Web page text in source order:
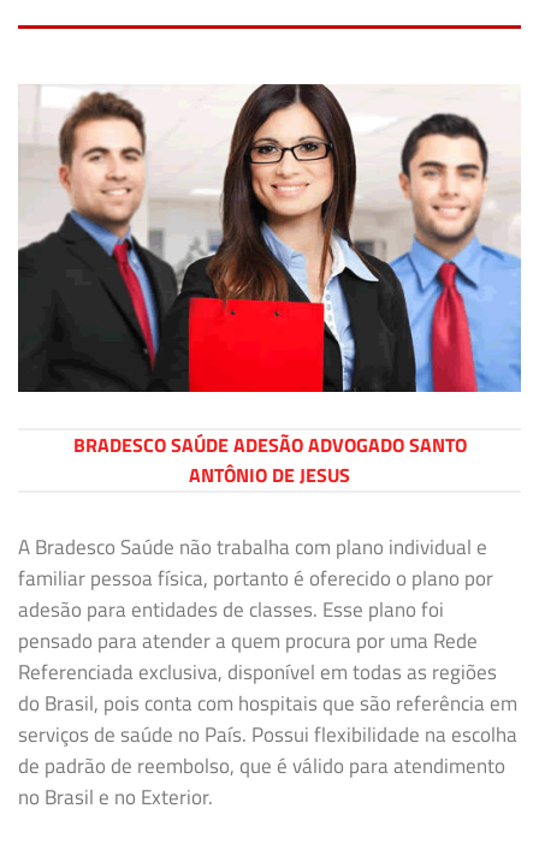
BRADESCO SAÚDE ADESÃO ADVOGADO SANTO
ANTÔNIO DE JESUS
A Bradesco Saúde não trabalha com plano individual e
familiar pessoa física, portanto é oferecido o plano por
adesão para entidades de classes. Esse plano foi
pensado para atender a quem procura por uma Rede
Referenciada exclusiva, disponível em todas as regiões
do Brasil, pois conta com hospitais que são referência em
serviços de saúde no País. Possui flexibilidade na escolha
de padrão de reembolso, que é válido para atendimento
no Brasil e no Exterior.